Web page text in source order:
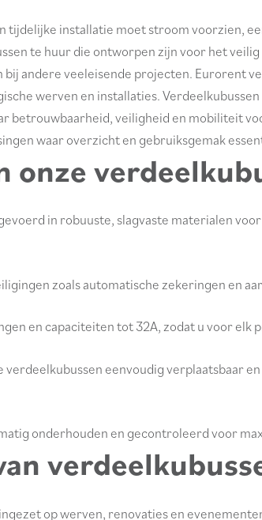
tijdelijke installatie moet stroom voorzien,
te huur die ontworpen zijn voor het
bij andere veeleisende projecten. Eurorent
werven en installaties.
betrouwbaarheid, veiligheid en mobiliteit
waar overzicht en gebruiksgemak
onze
in robuuste, slagvaste materialen
zoals automatische zekeringen en
en capaciteiten tot 32A, zodat u voor
eenvoudig verplaatsbaar
onderhouden en gecontroleerd voor
op werven, renovaties en